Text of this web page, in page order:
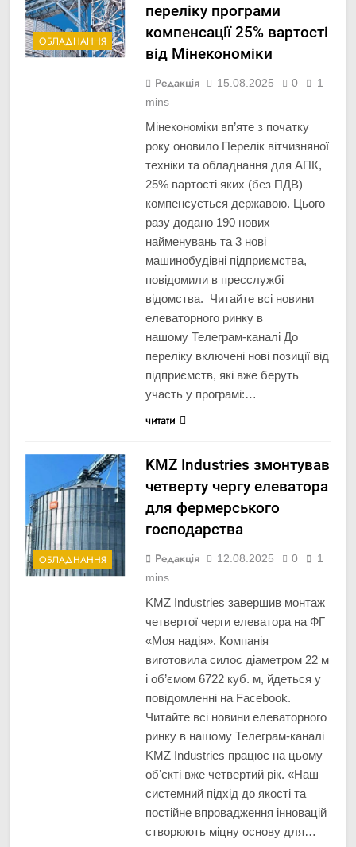
ОБЛАДНАННЯ
переліку програми
компенсації 25% вартості
від Мінекономіки
Редакція 15.08.2025 0
1
mins
Мінекономіки вп’яте з початку
року оновило Перелік вітчизняної
техніки та обладнання для АПК,
25% вартості яких (без ПДВ)
компенсується державою. Цього
разу додано 190 нових
найменувань та 3 нові
машинобудівні підприємства,
повідомили в пресслужбі
відомства. Читайте всі новини
елеваторного ринку в
нашому Телеграм-каналі До
переліку включені нові позиції від
підприємств, які вже беруть
участь у програмі:…
читати
ОБЛАДНАННЯ
KMZ Industries змонтував
четверту чергу елеватора
для фермерського
господарства
Редакція 12.08.2025 0
1
mins
KMZ Industries завершив монтаж
четвертої черги елеватора на ФГ
«Моя надія». Компанія
виготовила силос діаметром 22 м
і об’ємом 6722 куб. м, йдеться у
повідомленні на Facebook.
Читайте всі новини елеваторного
ринку в нашому Телеграм-каналі
KMZ Industries працює на цьому
обʼєкті вже четвертий рік. «Наш
системний підхід до якості та
постійне впровадження інновацій
створюють міцну основу для…